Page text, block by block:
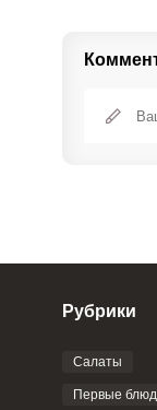
Фото до 4
Рубрики
Салаты
Первые